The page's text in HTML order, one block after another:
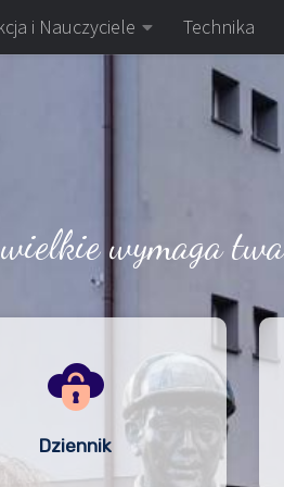
i Nauczyciele Technika
wymaga
Dziennik